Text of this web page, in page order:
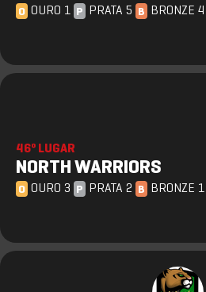
O OURO 1 P PRATA 5 B BRONZE 4
46º LUGAR
NORTH WARRIORS
O OURO 3 P PRATA 2 B BRONZE 1